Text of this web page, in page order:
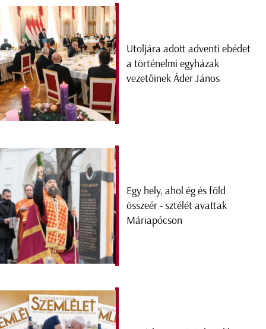
Utoljára adott adventi ebédet
a történelmi egyházak
vezetőinek Áder János
Egy hely, ahol ég és föld
összeér - sztélét avattak
Máriapócson